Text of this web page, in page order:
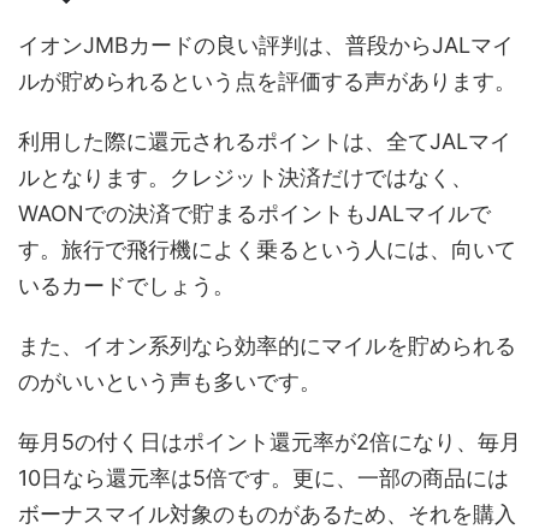
イオンJMBカードの良い評判は、普段からJALマイ
ルが貯められるという点を評価する声があります。
利用した際に還元されるポイントは、全てJALマイ
ルとなります。クレジット決済だけではなく、
WAONでの決済で貯まるポイントもJALマイルで
す。旅行で飛行機によく乗るという人には、向いて
いるカードでしょう。
また、イオン系列なら効率的にマイルを貯められる
のがいいという声も多いです。
毎月5の付く日はポイント還元率が2倍になり、毎月
10日なら還元率は5倍です。更に、一部の商品には
ボーナスマイル対象のものがあるため、それを購入